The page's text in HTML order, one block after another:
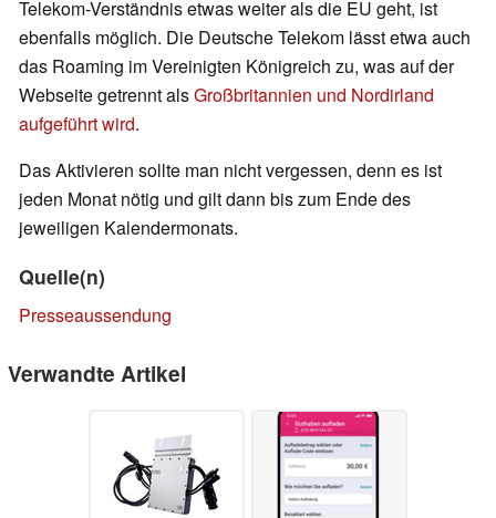
Telekom-Verständnis etwas weiter als die EU geht, ist
ebenfalls möglich. Die Deutsche Telekom lässt etwa auch
das Roaming im Vereinigten Königreich zu, was auf der
Webseite getrennt alsGroßbritannien und Nordirland
aufgeführt wird.
Das Aktivieren sollte man nicht vergessen, denn es ist
jeden Monat nötig und gilt dann bis zum Ende des
jeweiligen Kalendermonats.
Quelle(n)
Presseaussendung
Verwandte Artikel